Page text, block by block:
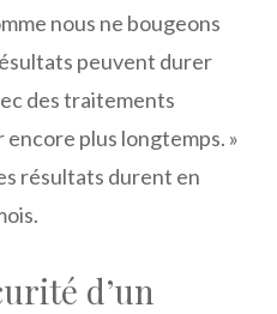
nous ne bougeons
peuvent durer
des traitements
plus longtemps. »
résultats durent en
d’un